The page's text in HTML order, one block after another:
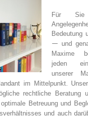
Für
Bedeutung
— und
Maxime
jeden
unserer
im Mittelpunkt.
rechtliche Beratung
Betreuung und
und auch